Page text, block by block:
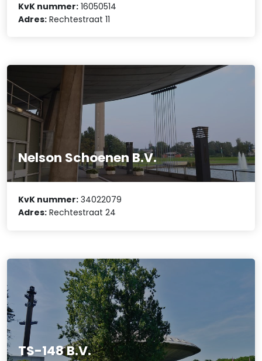
KvK nummer: 16050514
Adres: Rechtestraat 11
Nelson Schoenen B.V.
KvK nummer: 34022079
Adres: Rechtestraat 24
TS-148 B.V.